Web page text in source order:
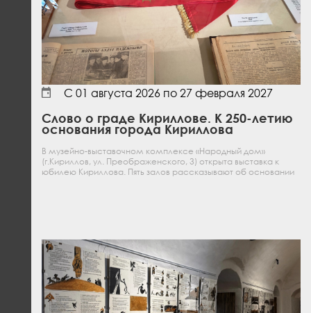
С 01 августа 2026 по 27 февраля 2027
Слово о граде Кириллове. К 250-летию
основания города Кириллова
В музейно-выставочном комплексе «Народный дом»
(г.Кириллов, ул. Преображенского, 3) открыта выставка к
юбилею Кириллова. Пять залов рассказывают об основании